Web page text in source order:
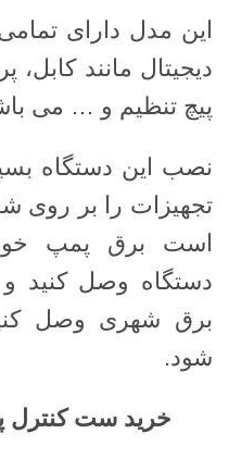
این مدل دارای
دیجیتال مانند کابل،
پیچ تنظیم و … می
نصب این دستگاه
تجهیزات را بر روی
است برق پمپ خود
دستگاه وصل کنید
برق شهری وصل
شود.
خرید ست کنترل